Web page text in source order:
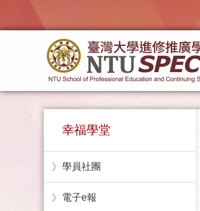
幸福學堂
學員社團
電子e報